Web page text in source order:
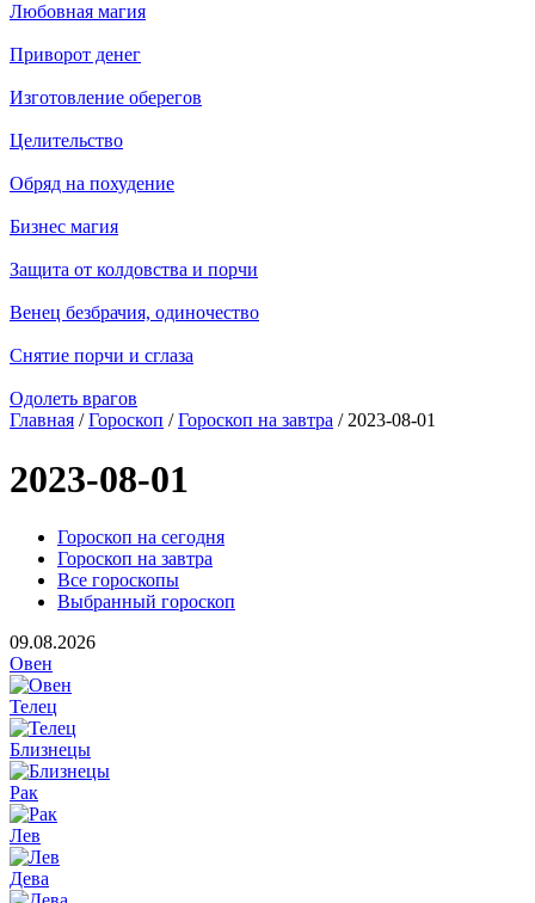
Любовная магия
Приворот денег
Изготовление оберегов
Целительство
Обряд на похудение
Бизнес магия
Защита от колдовства и порчи
Венец безбрачия, одиночество
Снятие порчи и сглаза
Одолеть врагов
Главная /Гороскоп /Гороскоп на завтра / 2023-08-01
2023-08-01
Гороскоп на сегодня
Гороскоп на завтра
Все гороскопы
Выбранный гороскоп
09.08.2026
Овен
Телец
Близнецы
Рак
Лев
Дева